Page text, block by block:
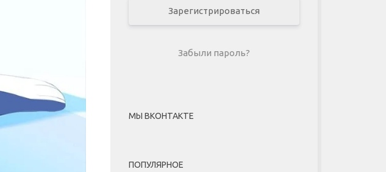
Зарегистрироваться
Забыли пароль?
МЫ ВКОНТАКТЕ
ПОПУЛЯРНОЕ